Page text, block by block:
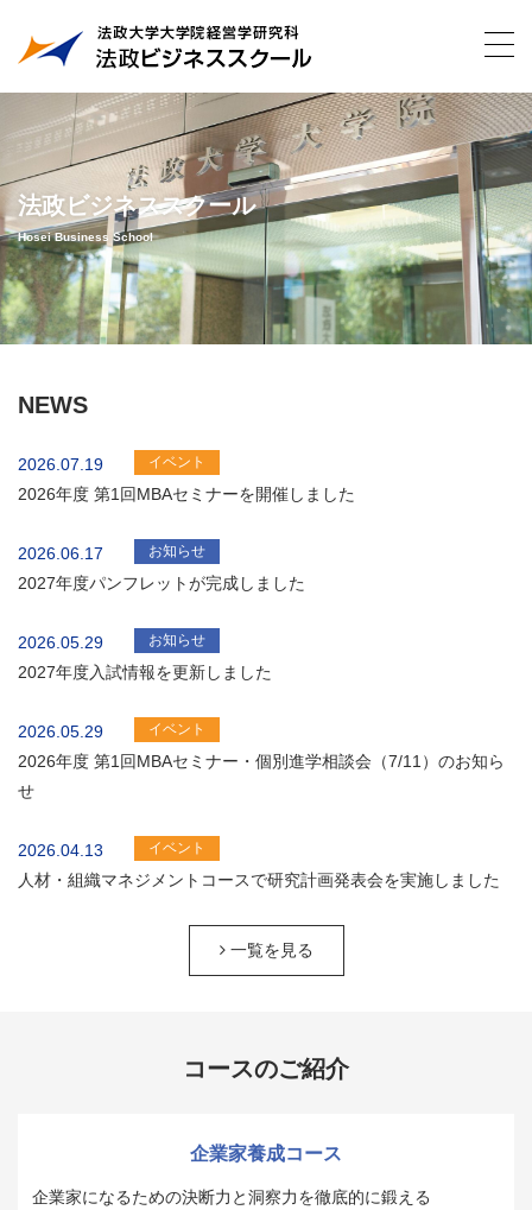
法政ビジネススクール
Hosei Business School
NEWS
2026.07.19 イベント
2026年度 第1回MBAセミナーを開催しました
2026.06.17 お知らせ
2027年度パンフレットが完成しました
2026.05.29 お知らせ
2027年度入試情報を更新しました
2026.05.29 イベント
2026年度 第1回MBAセミナー・個別進学相談会（7/11）のお知ら
せ
2026.04.13 イベント
人材・組織マネジメントコースで研究計画発表会を実施しました
一覧を見る
コースのご紹介
企業家養成コース
企業家になるための決断力と洞察力を徹底的に鍛える